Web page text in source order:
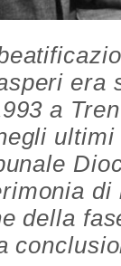
era
a
ultimi
di
della